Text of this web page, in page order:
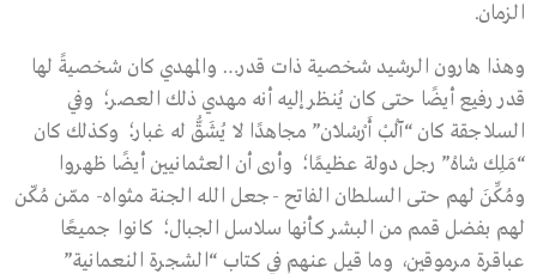
الزمان.
وهذا هارون الرشيد شخصية ذات قدر… والمهدي كان شخصيةً لها
قدر رفيع أيضًا حتى كان يُنظر إليه أنه مهدي ذلك العصر؛ وفي
السلاجقة كان “آلْبْ أَرْسْلَان” مجاهدًا لا يُشَقُّ له غبار؛ وكذلك كان
“مَلِك شاهْ” رجل دولة عظيمًا؛ وأرى أن العثمانيين أيضًا ظهروا
ومُكِّنَ لهم حتى السلطان الفاتح -جعل الله الجنة مثواه- ممّن مُكّن
لهم بفضل قمم من البشر كأنها سلاسل الجبال؛ كانوا جميعًا
عباقرة مرموقين، وما قيل عنهم في كتاب “الشجرة النعمانية”